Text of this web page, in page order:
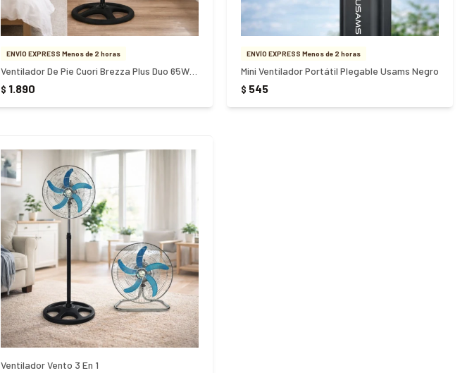
ENVÍO EXPRESS Menos de 2 horas
Ventilador De Pie Cuori Brezza Plus Duo 65W CUO-6072
$ 1.890
ENVÍO EXPRESS Menos de 2 horas
Mini Ventilador Portátil Plegable Usams Negro
$ 545
Ventilador Vento 3 En 1